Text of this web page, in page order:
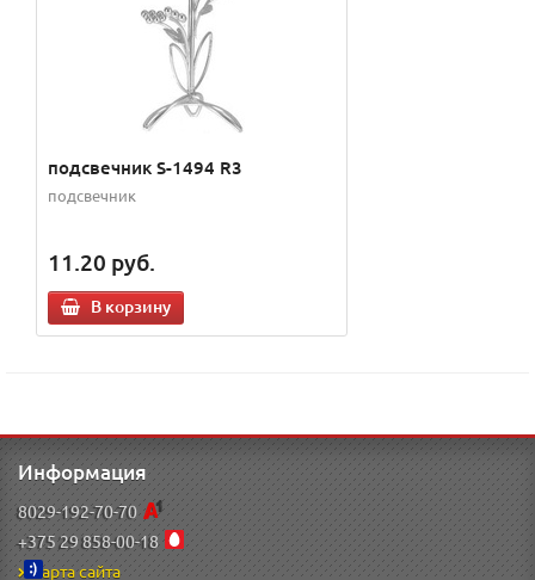
подсвечник S-1494 R3
подсвечник
11.20 руб.
В корзину
Информация
8029-192-70-70
+375 29 858-00-18
Карта сайта